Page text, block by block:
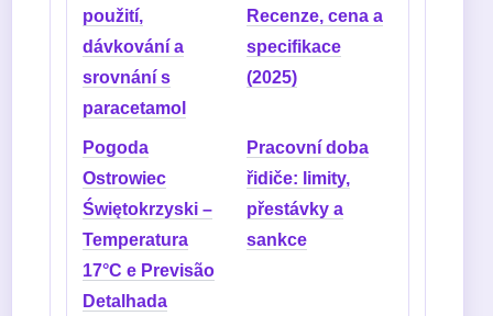
použití,
dávkování a
srovnání s
paracetamol
Recenze, cena a
specifikace
(2025)
Pogoda
Ostrowiec
Świętokrzyski –
Temperatura
17°C e Previsão
Detalhada
Pracovní doba
řidiče: limity,
přestávky a
sankce